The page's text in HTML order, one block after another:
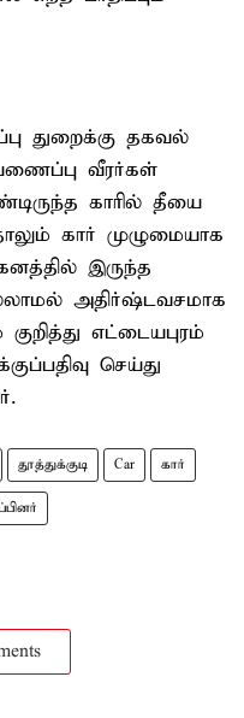
துறைக்கு தகவல்
வீரர்கள்
காரில் தீயை
கார் முழுமையாக
இருந்த
அதிர்ஷ்டவசமாக
எட்டையபுரம்
செய்து
தூத்துக்குடி Car கார்